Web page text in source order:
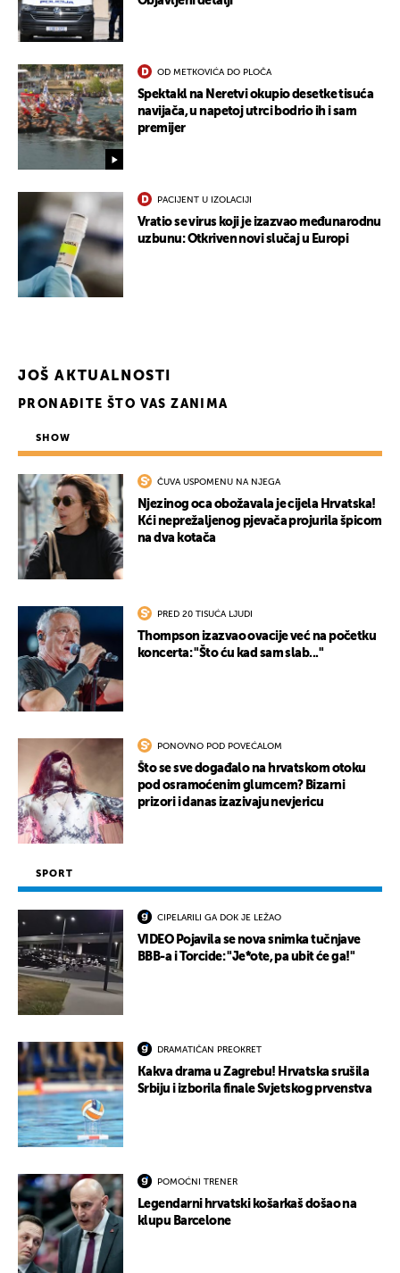
OD METKOVIĆA DO PLOČA
Spektakl na Neretvi okupio desetke tisuća
navijača, u napetoj utrci bodrio ih i sam
premijer
PACIJENT U IZOLACIJI
Vratio se virus koji je izazvao međunarodnu
uzbunu: Otkriven novi slučaj u Europi
JOŠ AKTUALNOSTI
PRONAĐITE ŠTO VAS ZANIMA
SHOW
ČUVA USPOMENU NA NJEGA
Njezinog oca obožavala je cijela Hrvatska!
Kći neprežaljenog pjevača projurila špicom
na dva kotača
PRED 20 TISUĆA LJUDI
Thompson izazvao ovacije već na početku
koncerta: "Što ću kad sam slab..."
PONOVNO POD POVEĆALOM
Što se sve događalo na hrvatskom otoku
pod osramoćenim glumcem? Bizarni
prizori i danas izazivaju nevjericu
SPORT
CIPELARILI GA DOK JE LEŽAO
VIDEO Pojavila se nova snimka tučnjave
BBB-a i Torcide: "Je*ote, pa ubit će ga!"
DRAMATIČAN PREOKRET
Kakva drama u Zagrebu! Hrvatska srušila
Srbiju i izborila finale Svjetskog prvenstva
POMOĆNI TRENER
Legendarni hrvatski košarkaš došao na
klupu Barcelone